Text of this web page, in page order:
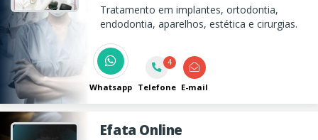
Tratamento em implantes, ortodontia,
endodontia, aparelhos, estética e cirurgias.
Whatsapp
4
Telefone E-mail
Efata Online